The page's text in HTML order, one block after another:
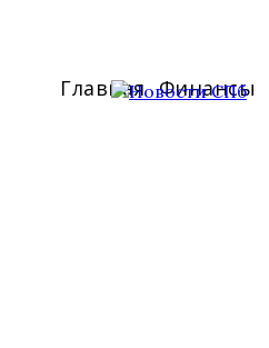
Главная Финансы